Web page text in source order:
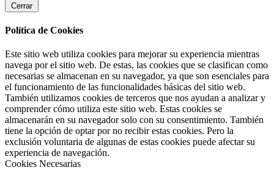
Cerrar
Política de Cookies
Este sitio web utiliza cookies para mejorar su experiencia mientras
navega por el sitio web. De estas, las cookies que se clasifican como
necesarias se almacenan en su navegador, ya que son esenciales para
el funcionamiento de las funcionalidades básicas del sitio web.
También utilizamos cookies de terceros que nos ayudan a analizar y
comprender cómo utiliza este sitio web. Estas cookies se
almacenarán en su navegador solo con su consentimiento. También
tiene la opción de optar por no recibir estas cookies. Pero la
exclusión voluntaria de algunas de estas cookies puede afectar su
experiencia de navegación.
Cookies Necesarias